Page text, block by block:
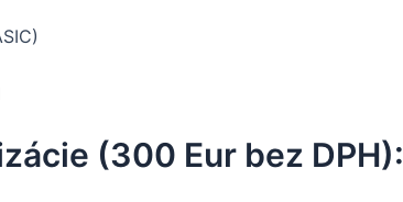
(300 Eur bez DPH):